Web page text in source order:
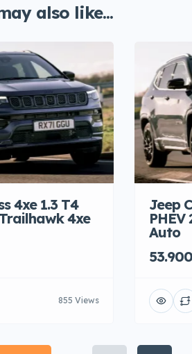
also like...
4xe 1.3 T4
4xe
855 Views
Jeep
Auto